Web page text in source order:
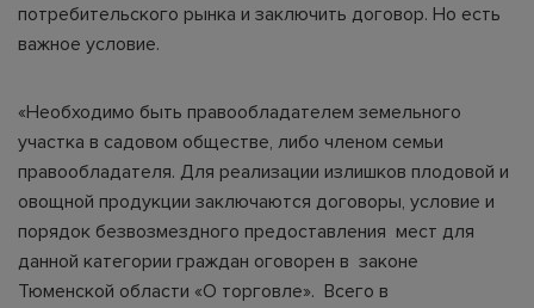
потребительского рынка и заключить договор. Но есть
важное условие.
«Необходимо быть правообладателем земельного
участка в садовом обществе, либо членом семьи
правообладателя. Для реализации излишков плодовой и
овощной продукции заключаются договоры, условие и
порядок безвозмездного предоставления мест для
данной категории граждан оговорен в законе
Тюменской области «О торговле». Всего в